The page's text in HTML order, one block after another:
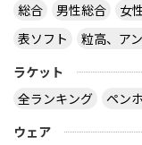
総合
男性総合 女
表ソフト
粒高、ア
ラケット
全ランキング
ペン
ウェア